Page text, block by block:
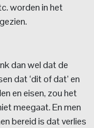
worden in het
dan wel dat de
dat ‘dit of dat’ en
en eisen, zou het
meegaat. En men
bereid is dat verlies